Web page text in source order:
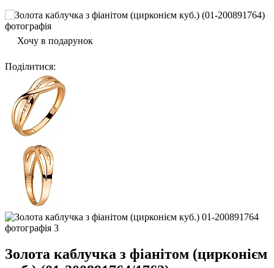
Хочу в подарунок
Поділитися:
Золота каблучка з фіанітом (цирконієм